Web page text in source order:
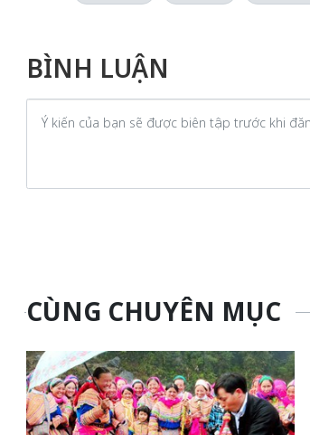
BÌNH LUẬN
CÙNG CHUYÊN MỤC